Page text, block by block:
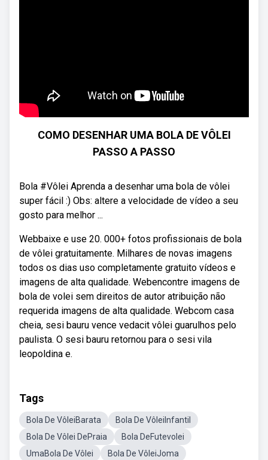
COMO DESENHAR UMA BOLA DE VÔLEI
PASSO A PASSO
Bola #Vôlei Aprenda a desenhar uma bola de vôlei
super fácil :) Obs: altere a velocidade de vídeo a seu
gosto para melhor ...
Webbaixe e use 20. 000+ fotos profissionais de bola
de vôlei gratuitamente. Milhares de novas imagens
todos os dias uso completamente gratuito vídeos e
imagens de alta qualidade. Webencontre imagens de
bola de volei sem direitos de autor atribuição não
requerida imagens de alta qualidade. Webcom casa
cheia, sesi bauru vence vedacit vôlei guarulhos pelo
paulista. O sesi bauru retornou para o sesi vila
leopoldina e.
Tags
Bola De VôleiBarata
Bola De VôleiInfantil
Bola De Vôlei DePraia
Bola DeFutevolei
UmaBola De Vôlei
Bola De VôleiJoma